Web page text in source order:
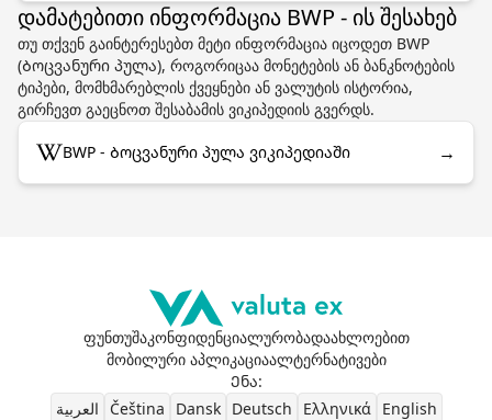
დამატებითი ინფორმაცია BWP - ის შესახებ
თუ თქვენ გაინტერესებთ მეტი ინფორმაცია იცოდეთ BWP
(Ბოცვანური პულა), როგორიცაა მონეტების ან ბანკნოტების
ტიპები, მომხმარებლის ქვეყნები ან ვალუტის ისტორია,
გირჩევთ გაეცნოთ შესაბამის ვიკიპედიის გვერდს.
BWP - Ბოცვანური პულა ვიკიპედიაში →
ფუნთუშაკონფიდენციალურობადაახლოებით
მობილური აპლიკაციაალტერნატივები
Ენა:
العربية
Čeština Dansk Deutsch Ελληνικά
English